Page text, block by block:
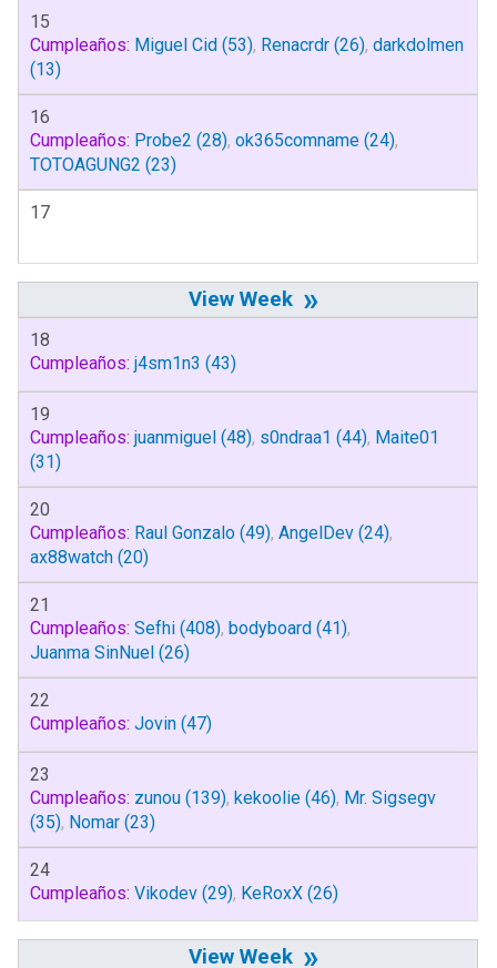
15
Cumpleaños: Miguel Cid (53), Renacrdr (26), darkdolmen
(13)
16
Cumpleaños: Probe2 (28), ok365comname (24),
TOTOAGUNG2 (23)
17
»
18
Cumpleaños: j4sm1n3 (43)
19
Cumpleaños: juanmiguel (48), s0ndraa1 (44), Maite01
(31)
20
Cumpleaños: Raul Gonzalo (49), AngelDev (24),
ax88watch (20)
21
Cumpleaños: Sefhi (408), bodyboard (41),
Juanma SinNuel (26)
22
Cumpleaños: Jovin (47)
23
Cumpleaños: zunou (139), kekoolie (46), Mr. Sigsegv
(35), Nomar (23)
24
Cumpleaños: Vikodev (29), KeRoxX (26)
»